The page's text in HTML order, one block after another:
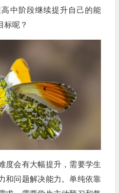
中阶段继续提升自己的能
标呢？
度会有大幅提升，需要学生
和问题解决能力。单纯依靠